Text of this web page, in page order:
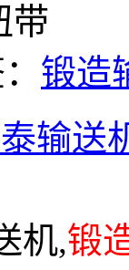
带
锻造
输送
机,锻